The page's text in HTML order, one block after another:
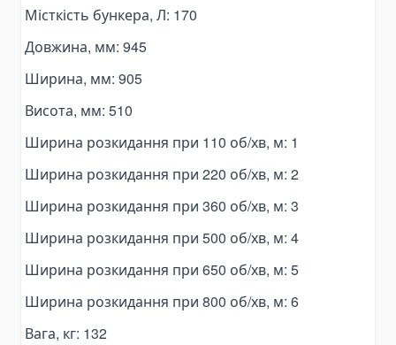
Електрогідравліка
Електромотори
Комплектуючі для маслостанцій
Alat Angkut Barang
Chain Block
Lever Block
Ratchet Pullers
Lifting Hooks
Eye Hooks
Lifting Clamps
Місткість бункера, Л: 170
Довжина, мм: 945
Ширина, мм: 905
Висота, мм: 510
Ширина розкидання при 110 об/хв, м: 1
Ширина розкидання при 220 об/хв, м: 2
Ширина розкидання при 360 об/хв, м: 3
Ширина розкидання при 500 об/хв, м: 4
Ширина розкидання при 650 об/хв, м: 5
Ширина розкидання при 800 об/хв, м: 6
Вага, кг: 132